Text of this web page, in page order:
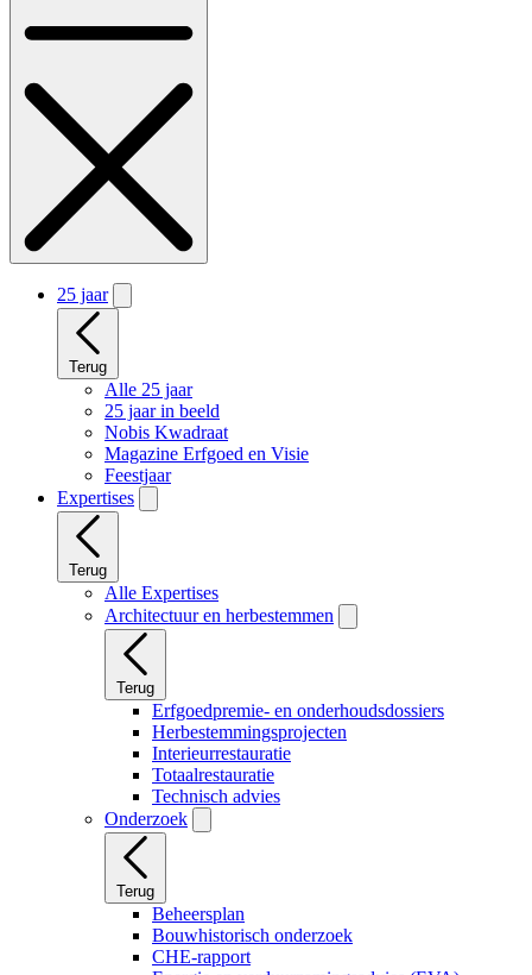
25 jaar
Terug
Alle 25 jaar
25 jaar in beeld
Nobis Kwadraat
Magazine Erfgoed en Visie
Feestjaar
Expertises
Terug
Alle Expertises
Architectuur en herbestemmen
Terug
Erfgoedpremie- en onderhoudsdossiers
Herbestemmingsprojecten
Interieurrestauratie
Totaalrestauratie
Technisch advies
Onderzoek
Terug
Beheersplan
Bouwhistorisch onderzoek
CHE-rapport